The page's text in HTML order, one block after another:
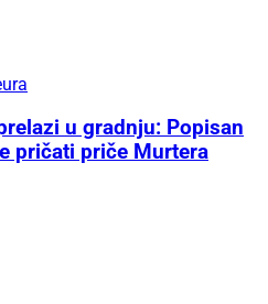
u gradnju: Popisan
pričati priče Murtera